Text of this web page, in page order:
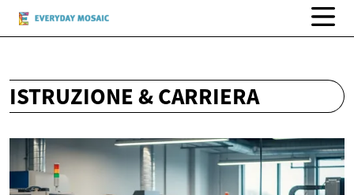
ISTRUZIONE & CARRIERA